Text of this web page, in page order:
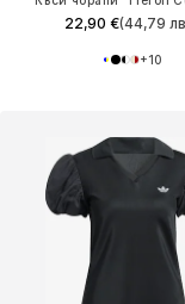
22,90 €(44,79
+10